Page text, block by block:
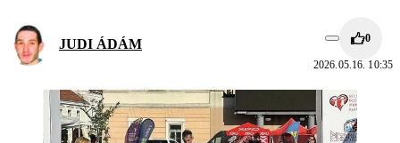
JUDI ÁDÁM 0
2026.05.16. 10:35